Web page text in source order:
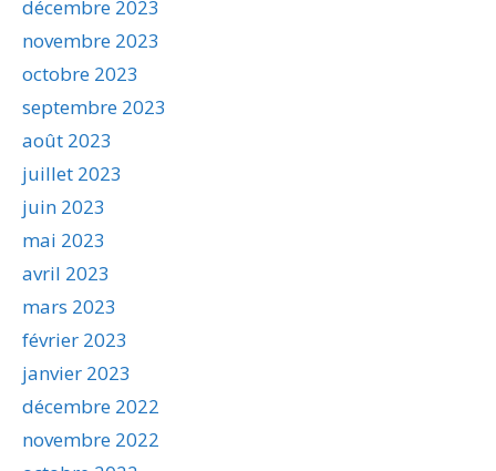
décembre 2023
novembre 2023
octobre 2023
septembre 2023
août 2023
juillet 2023
juin 2023
mai 2023
avril 2023
mars 2023
février 2023
janvier 2023
décembre 2022
novembre 2022